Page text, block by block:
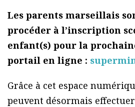
Les parents marseillais
procéder à l’inscription
enfant(s) pour la
portail en ligne :
Grâce à cet espace
peuvent désormais